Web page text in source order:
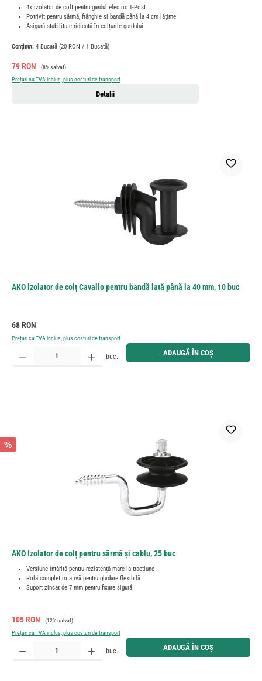
4x izolator de colț pentru gardul electric T-Post
Potrivit pentru sârmă, frânghie și bandă până la 4 cm lățime
Asigură stabilitate ridicată în colțurile gardului
Conținut: 4 Bucată (20 RON / 1 Bucată)
Preț de vânzare:
79 RON Preț obișnuit:
(8% salvat)
Prețuri cu TVA inclus, plus costuri de transport
Detalii
AKO izolator de colț Cavallo pentru bandă lată până la 40 mm, 10 buc
Preț obișnuit:
68 RON
Prețuri cu TVA inclus, plus costuri de transport
Cantitate produs: Introduceți cantitatea dorită sau utilizați butoanele pentru a mări sau micșora
buc. ADAUGĂ ÎN COȘ
%
AKO Izolator de colț pentru sârmă și cablu, 25 buc
Versiune întărită pentru rezistență mare la tracțiune
Rolă complet rotativă pentru ghidare flexibilă
Suport zincat de 7 mm pentru fixare sigură
Preț de vânzare:
105 RON Preț obișnuit:
(12% salvat)
Prețuri cu TVA inclus, plus costuri de transport
Cantitate produs: Introduceți cantitatea dorită sau utilizați butoanele pentru a mări sau micșora
buc. ADAUGĂ ÎN COȘ